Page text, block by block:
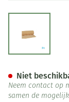
Niet
Neem contact op
samen de